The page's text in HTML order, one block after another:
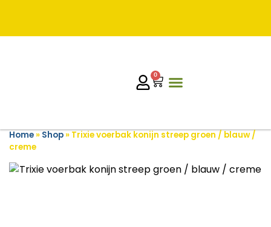
0
Home» Shop» Trixie voerbak konijn streep groen / blauw /
creme